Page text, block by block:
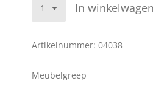
In
Artikelnummer: 04038
Meubelgreep